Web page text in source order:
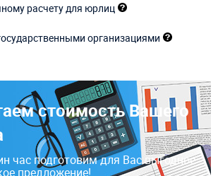
расчету для юрлиц
организациями
стоимость Вашего
час подготовим для Вас выгодное
предложение!